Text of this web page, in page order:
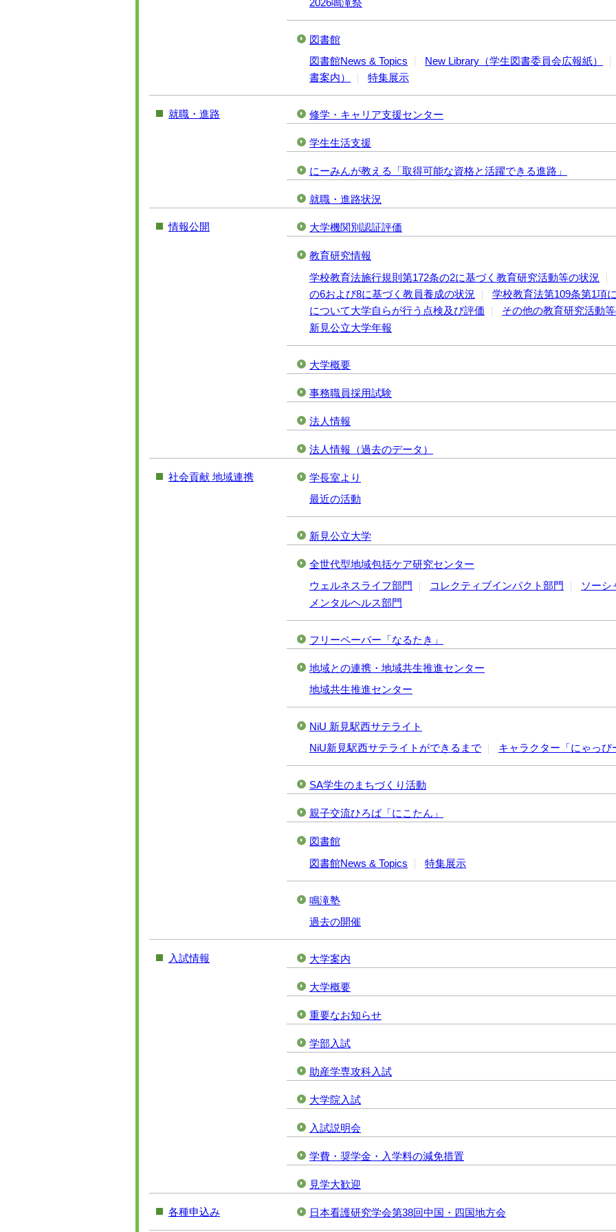
図書館
図書館News & Topics
New Library（学生図書委員会広報紙）
書案内）
特集展示
就職・進路 修学・キャリア支援センター
学生生活支援
にーみんが教える「取得可能な資格と活躍できる進路」
就職・進路状況
情報公開 大学機関別認証評価
教育研究情報
学校教育法施行規則第172条の2に基づく教育研究活動等の状況
の6および8に基づく教員養成の状況
学校教育法第109条第1項
について大学自らが行う点検及び評価
その他の教育研究活動
新見公立大学年報
大学概要
事務職員採用試験
法人情報
法人情報（過去のデータ）
社会貢献 地域連携
学長室より
最近の活動
新見公立大学
全世代型地域包括ケア研究センター
ウェルネスライフ部門
コレクティブインパクト部門
ソーシ
メンタルヘルス部門
フリーペーパー「なるたき」
地域との連携・地域共生推進センター
地域共生推進センター
NiU 新見駅西サテライト
NiU新見駅西サテライトができるまで
キャラクター「にゃっぴ
SA学生のまちづくり活動
親子交流ひろば「にこたん」
図書館
図書館News & Topics
特集展示
鳴滝塾
過去の開催
入試情報 大学案内
大学概要
重要なお知らせ
学部入試
助産学専攻科入試
大学院入試
入試説明会
学費・奨学金・入学料の減免措置
見学大歓迎
各種申込み 日本看護研究学会第38回中国・四国地方会